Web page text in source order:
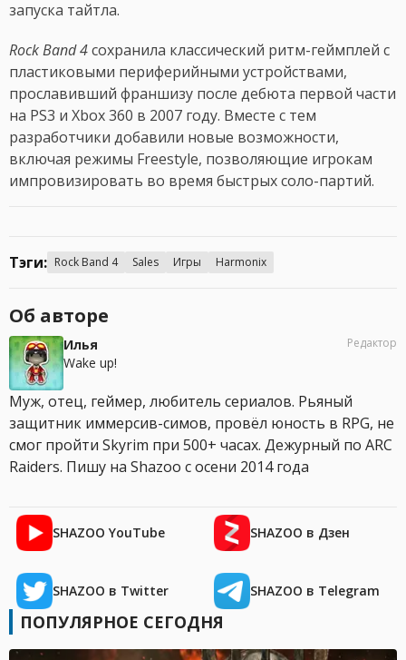
запуска тайтла.
Rock Band 4сохранила классический ритм-геймплей с
пластиковыми периферийными устройствами,
прославивший франшизу после дебюта первой части
на PS3 и Xbox 360 в 2007 году. Вместе с тем
разработчики добавили новые возможности,
включая режимы Freestyle, позволяющие игрокам
импровизировать во время быстрых соло-партий.
Тэги: Rock Band 4 Sales Игры Harmonix
Об авторе
Илья
Wake up!
Редактор
Муж, отец, геймер, любитель сериалов. Рьяный
защитник иммерсив-симов, провёл юность в RPG, не
смог пройти Skyrim при 500+ часах. Дежурный по ARC
Raiders. Пишу на Shazoo с осени 2014 года
SHAZOO YouTube SHAZOO в Дзен
SHAZOO в Twitter SHAZOO в Telegram
ПОПУЛЯРНОЕ СЕГОДНЯ